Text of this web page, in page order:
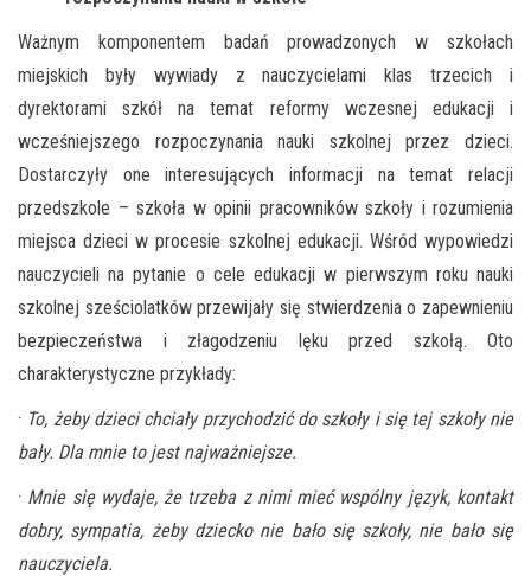
Ważnym komponentem badań prowadzonych w szkołach
miejskich były wywiady z nauczycielami klas trzecich i
dyrektorami szkół na temat reformy wczesnej edukacji i
wcześniejszego rozpoczynania nauki szkolnej przez dzieci.
Dostarczyły one interesujących informacji na temat relacji
przedszkole – szkoła w opinii pracowników szkoły i rozumienia
miejsca dzieci w procesie szkolnej edukacji. Wśród wypowiedzi
nauczycieli na pytanie o cele edukacji w pierwszym roku nauki
szkolnej sześciolatków przewijały się stwierdzenia o zapewnieniu
bezpieczeństwa i złagodzeniu lęku przed szkołą. Oto
charakterystyczne przykłady:
· To, żeby dzieci chciały przychodzić do szkoły i się tej szkoły nie
bały. Dla mnie to jest najważniejsze.
· Mnie się wydaje, że trzeba z nimi mieć wspólny język, kontakt
dobry, sympatia, żeby dziecko nie bało się szkoły, nie bało się
nauczyciela.